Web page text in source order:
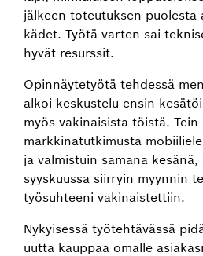
jälkeen toteutuksen puolesta
kädet. Työtä varten sai
hyvät resurssit.
Opinnäytetyötä tehdessä
alkoi keskustelu ensin
myös vakinaisista töistä. Tein
markkinatutkimusta
ja valmistuin samana
syyskuussa siirryin myynnin
työsuhteeni vakinaistettiin.
Nykyisessä työtehtävässä
uutta kauppaa omalle